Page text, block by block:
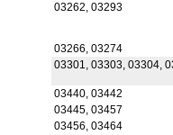
03262, 03293
03266, 03274
03301, 03303, 03304,
03440, 03442
03445, 03457
03456, 03464